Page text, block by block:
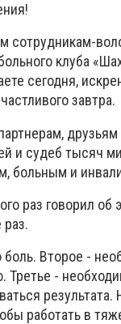
сотрудникам-
клуба
сегодня,
завтра.
друзьям
и судеб тысяч
больным и
раз говорил об
Второе -
Третье -
результата.
работать в